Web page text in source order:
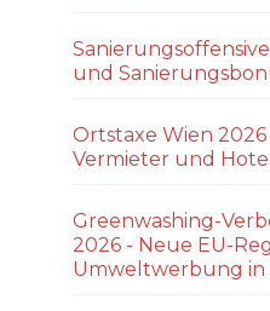
und
Ortstaxe Wien
Vermieter und
Greenwashing-
2026 - Neue EU-
Umweltwerbung in